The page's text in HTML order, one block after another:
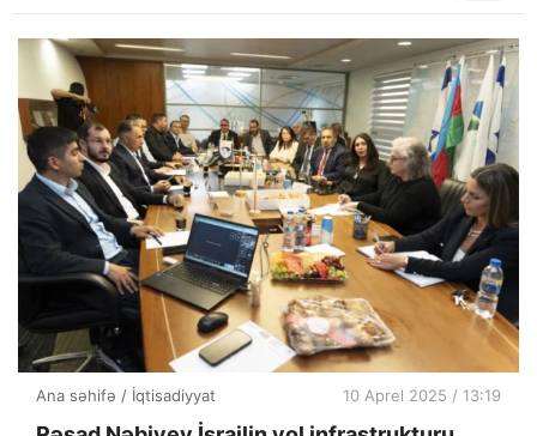
Ana səhifə / İqtisadiyyat 10 Aprel 2025 / 13:19